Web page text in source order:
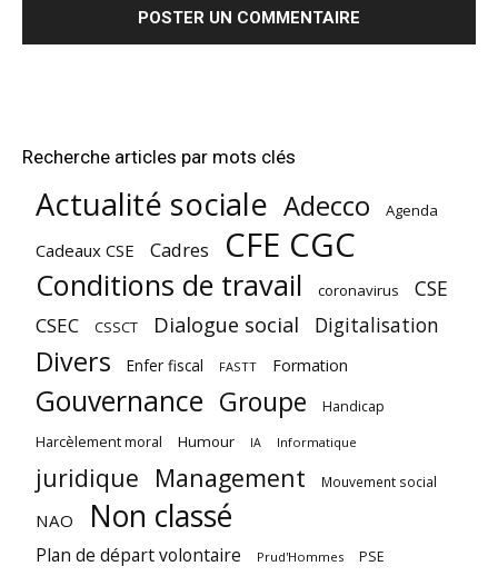
Recherche articles par mots clés
Actualité sociale Adecco Agenda
Cadeaux CSE Cadres CFE CGC
Conditions de travail coronavirus CSE
CSEC CSSCT Dialogue social Digitalisation
Divers Enfer fiscal FASTT Formation
Gouvernance Groupe Handicap
Harcèlement moral Humour IA Informatique
juridique Management Mouvement social
NAO Non classé
Plan de départ volontaire Prud'Hommes PSE